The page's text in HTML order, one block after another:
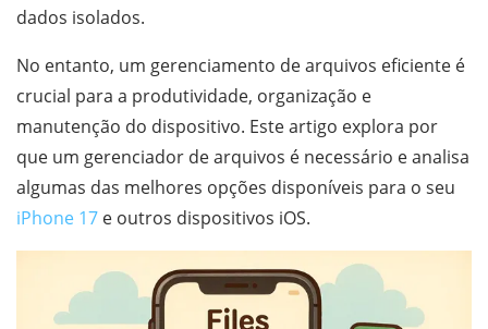
dados isolados.
No entanto, um gerenciamento de arquivos eficiente é
crucial para a produtividade, organização e
manutenção do dispositivo. Este artigo explora por
que um gerenciador de arquivos é necessário e analisa
algumas das melhores opções disponíveis para o seu
iPhone 17 e outros dispositivos iOS.